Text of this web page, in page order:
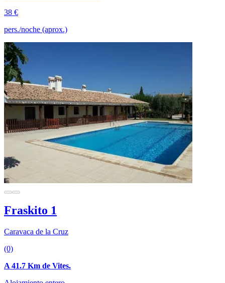
38 €
pers./noche (aprox.)
Fraskito 1
Caravaca de la Cruz
(0)
A 41.7 Km de Vites.